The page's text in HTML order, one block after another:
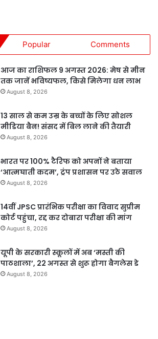
Popular Comments
आज का राशिफल 9 अगस्त 2026: मेष से मीन
तक जानें भविष्यफल, किसे मिलेगा धन लाभ
August 8, 2026
13 साल से कम उम्र के बच्चों के लिए सोशल
मीडिया बैन! संसद में बिल लाने की तैयारी
August 8, 2026
भारत पर 100% टैरिफ को अपनों ने बताया
‘आत्मघाती कदम’, ट्रंप प्रशासन पर उठे सवाल
August 8, 2026
14वीं JPSC प्रारंभिक परीक्षा का विवाद सुप्रीम
कोर्ट पहुंचा, रद्द कर दोबारा परीक्षा की मांग
August 8, 2026
यूपी के सरकारी स्कूलों में अब ‘मस्ती की
पाठशाला’, 22 अगस्त से शुरू होगा बैगलेस डे
August 8, 2026